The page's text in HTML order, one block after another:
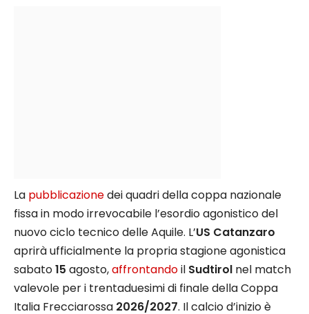
La pubblicazionedei quadri della coppa nazionale
fissa in modo irrevocabile l’esordio agonistico del
nuovo ciclo tecnico delle Aquile. L’US Catanzaro
aprirà ufficialmente la propria stagione agonistica
sabato15 agosto,affrontandoil Sudtirol nel match
valevole per i trentaduesimi di finale della Coppa
Italia Frecciarossa 2026/2027. Il calcio d’inizio è